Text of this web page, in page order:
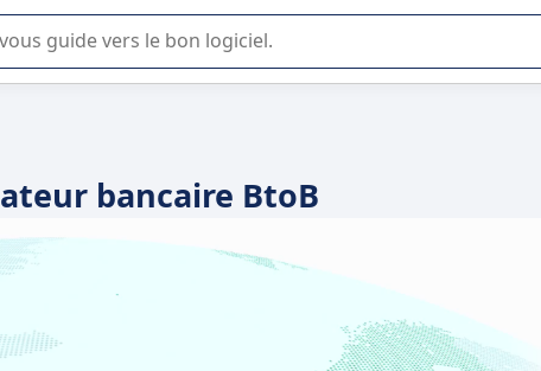
ou la sélection de logiciel SaaS en entreprise.
bancaire BtoB